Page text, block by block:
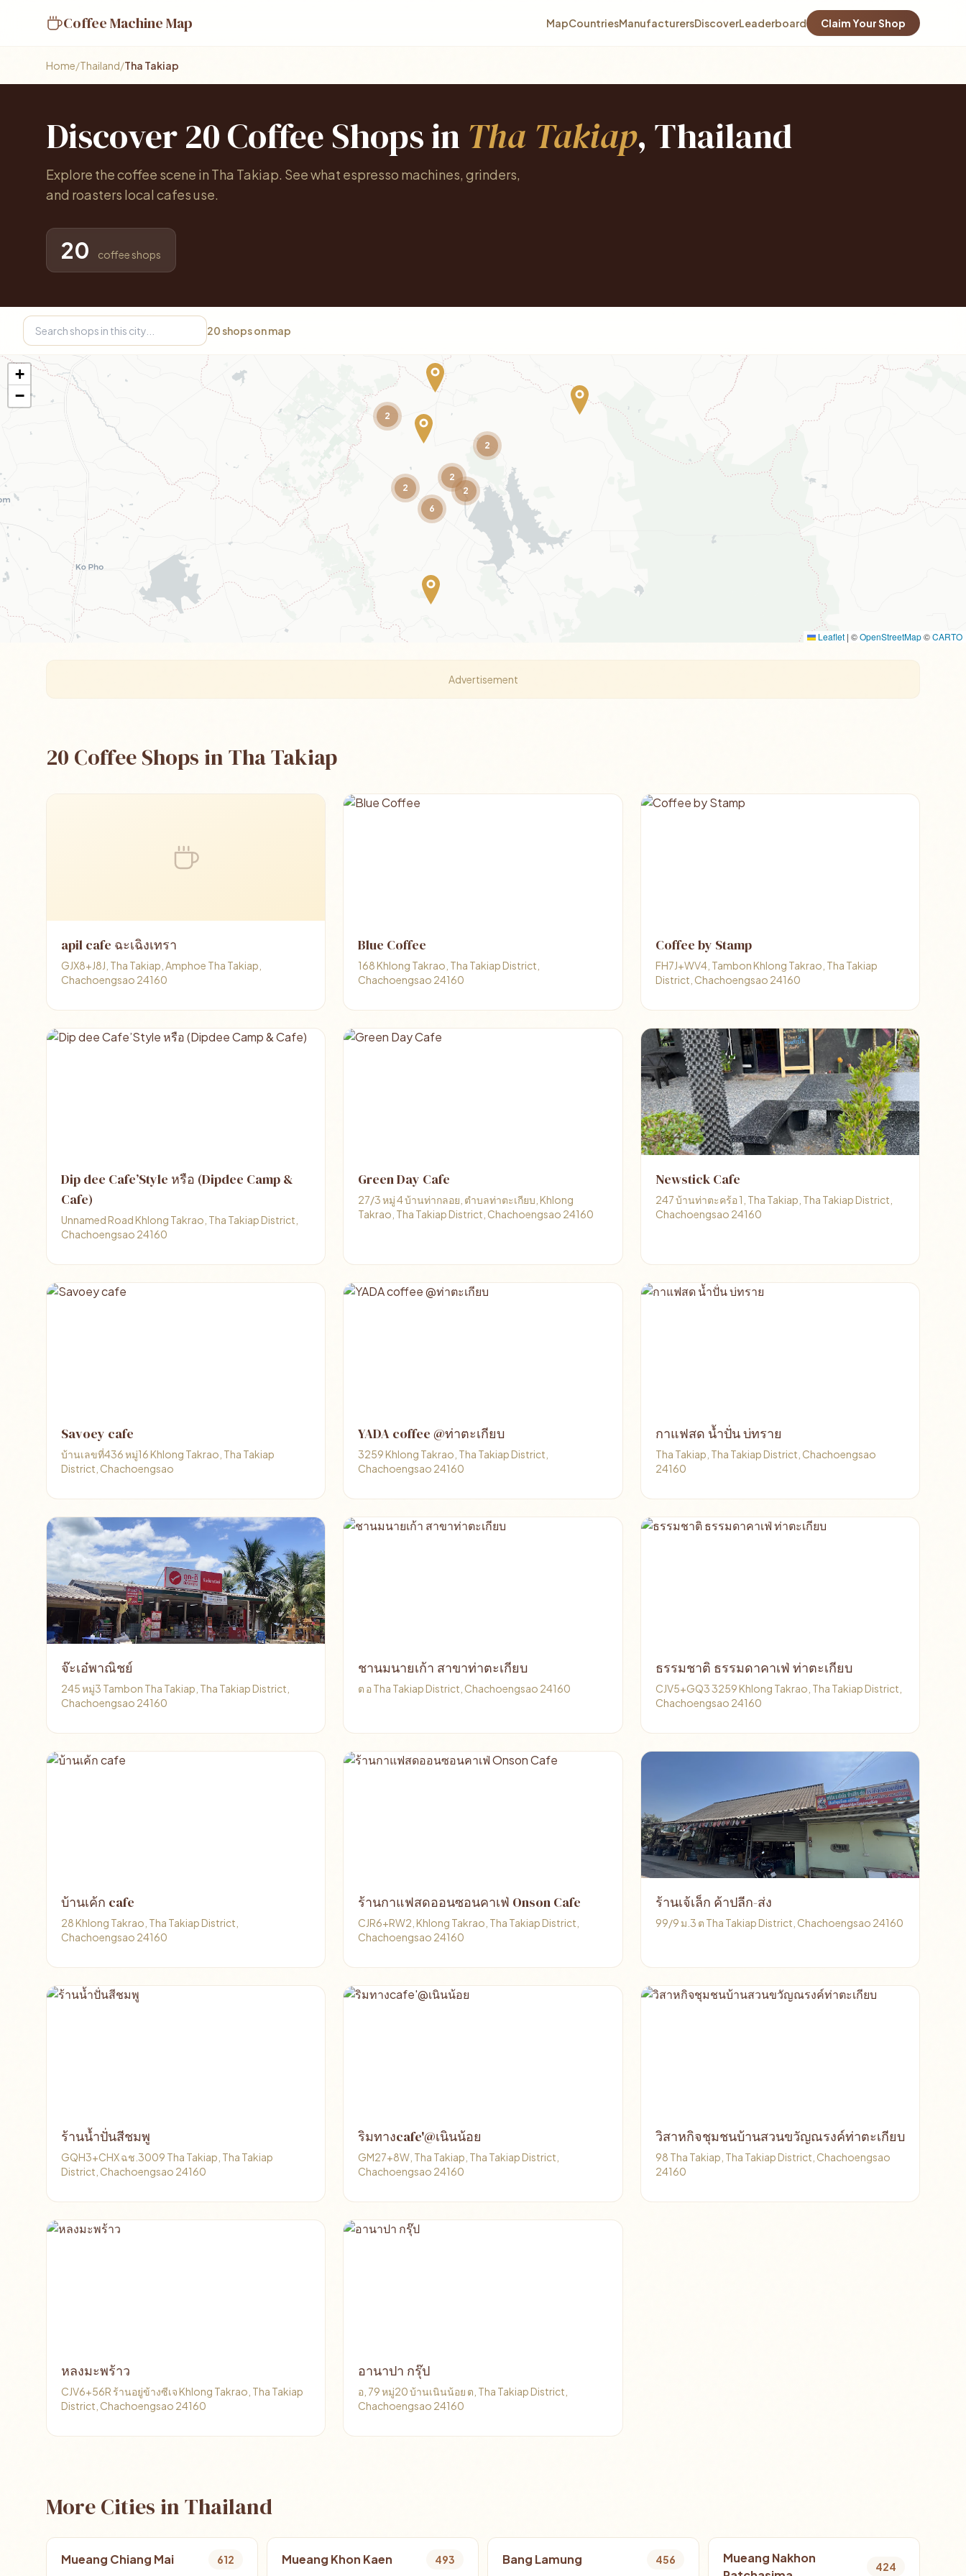
Coffee Machine Map MapCountriesManufacturersDiscoverLeaderboard Claim Your Shop
Home/Thailand/Tha Takiap
Discover 20 Coffee Shops inTha Takiap, Thailand
Explore the coffee scene in Tha Takiap. See what espresso machines, grinders,
and roasters local cafes use.
20 coffee shops
20 shops on map
2
2
2
6
2
2
+
−
Leaflet | ©OpenStreetMap©CARTO
Advertisement
20 Coffee Shops in Tha Takiap
apil cafe ฉะเฉิงเทรา
GJX8+J8J, Tha Takiap, Amphoe Tha Takiap,
Chachoengsao 24160
Blue Coffee
168 Khlong Takrao, Tha Takiap District,
Chachoengsao 24160
Coffee by Stamp
FH7J+WV4, Tambon Khlong Takrao, Tha Takiap
District, Chachoengsao 24160
Dip dee Cafe’Style หรือ (Dipdee Camp &
Cafe)
Unnamed Road Khlong Takrao, Tha Takiap District,
Chachoengsao 24160
Green Day Cafe
27/3 หมู่ 4 บ้านท่ากลอย, ตำบลท่าตะเกียบ, Khlong
Takrao, Tha Takiap District, Chachoengsao 24160
Newstick Cafe
247 บ้านท่าตะคร้อ 1, Tha Takiap, Tha Takiap District,
Chachoengsao 24160
Savoey cafe
บ้านเลขที่436 หมู่16 Khlong Takrao, Tha Takiap
District, Chachoengsao
YADA coffee @ท่าตะเกียบ
3259 Khlong Takrao, Tha Takiap District,
Chachoengsao 24160
กาแฟสด น้ำปั่น บ่ทราย
Tha Takiap, Tha Takiap District, Chachoengsao
24160
จ๊ะเอ๋พาณิชย์
245 หมู่3 Tambon Tha Takiap, Tha Takiap District,
Chachoengsao 24160
ชานมนายเก้า สาขาท่าตะเกียบ
ต อ Tha Takiap District, Chachoengsao 24160
ธรรมชาติ ธรรมดาคาเฟ่ ท่าตะเกียบ
CJV5+GQ3 3259 Khlong Takrao, Tha Takiap District,
Chachoengsao 24160
บ้านเค้ก cafe
28 Khlong Takrao, Tha Takiap District,
Chachoengsao 24160
ร้านกาแฟสดออนซอนคาเฟ่ Onson Cafe
CJR6+RW2, Khlong Takrao, Tha Takiap District,
Chachoengsao 24160
ร้านเจ้เล็ก ค้าปลีก-ส่ง
99/9 ม.3 ต Tha Takiap District, Chachoengsao 24160
ร้านน้ำปั่นสีชมพู
GQH3+CHX ฉช.3009 Tha Takiap, Tha Takiap
District, Chachoengsao 24160
ริมทางcafe'@เนินน้อย
GM27+8W, Tha Takiap, Tha Takiap District,
Chachoengsao 24160
วิสาหกิจชุมชนบ้านสวนขวัญณรงค์ท่าตะเกียบ
98 Tha Takiap, Tha Takiap District, Chachoengsao
24160
หลงมะพร้าว
CJV6+56R ร้านอยู่ข้างซีเจ Khlong Takrao, Tha Takiap
District, Chachoengsao 24160
อานาปา กรุ๊ป
อ, 79 หมู่20 บ้านเนินน้อย ต, Tha Takiap District,
Chachoengsao 24160
More Cities in Thailand
Mueang Chiang Mai 612 Mueang Khon Kaen 493 Bang Lamung 456
Mueang Nakhon
424